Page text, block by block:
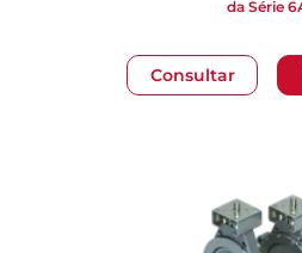
Consultar
da Série